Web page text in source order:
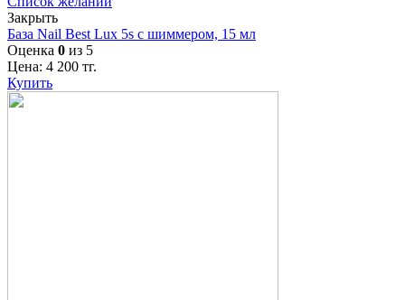
Закрыть
База Nail Best Lux 5s с шиммером, 15 мл
Оценка 0 из 5
Цена: 4 200 тг.
Купить